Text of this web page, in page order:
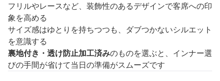
フリルやレースなど、装飾性のあるデザインで客席への印
象を高める
サイズ感はゆとりを持ちつつも、ダブつかないシルエット
を意識する
裏地付き・透け防止加工済みのものを選ぶと、インナー選
びの手間が省けて当日の準備がスムーズです